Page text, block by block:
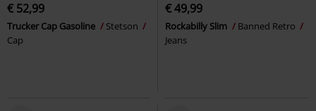
€ 52,99
Trucker Cap Gasoline
Stetson
Cap
€ 49,99
Rockabilly Slim
Banned Retro
Jeans